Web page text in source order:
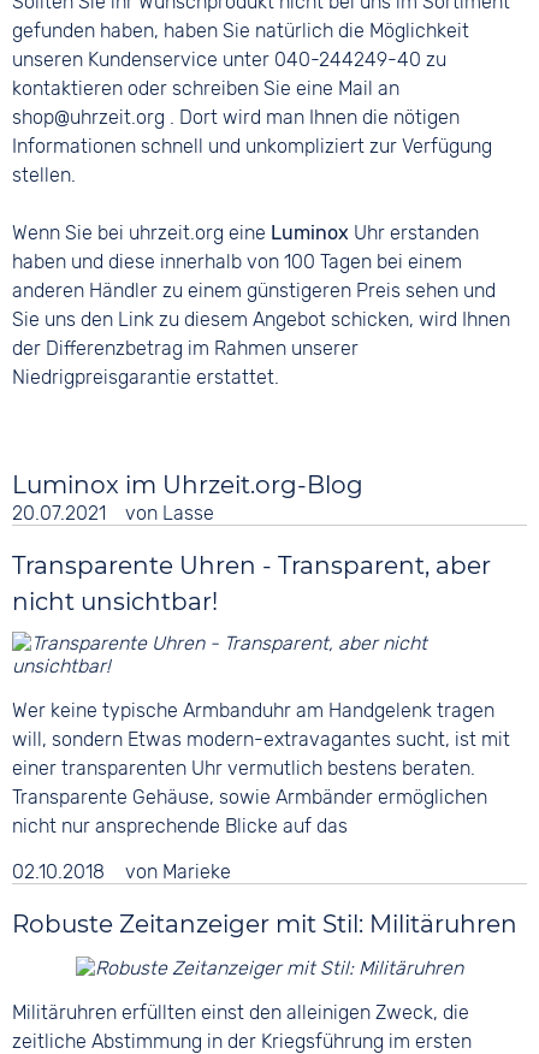
gefunden haben, haben Sie natürlich die Möglichkeit
unseren Kundenservice unter 040-244249-40 zu
kontaktieren oder schreiben Sie eine Mail an
shop@uhrzeit.org . Dort wird man Ihnen die nötigen
Informationen schnell und unkompliziert zur Verfügung
stellen.
Wenn Sie bei uhrzeit.org eine Luminox Uhr erstanden
haben und diese innerhalb von 100 Tagen bei einem
anderen Händler zu einem günstigeren Preis sehen und
Sie uns den Link zu diesem Angebot schicken, wird Ihnen
der Differenzbetrag im Rahmen unserer
Niedrigpreisgarantie erstattet.
Luminox im Uhrzeit.org-Blog
20.07.2021 von Lasse
Transparente Uhren - Transparent, aber
nicht unsichtbar!
Wer keine typische Armbanduhr am Handgelenk tragen
will, sondern Etwas modern-extravagantes sucht, ist mit
einer transparenten Uhr vermutlich bestens beraten.
Transparente Gehäuse, sowie Armbänder ermöglichen
nicht nur ansprechende Blicke auf das
02.10.2018
von Marieke
Robuste Zeitanzeiger mit Stil: Militäruhren
Militäruhren erfüllten einst den alleinigen Zweck, die
zeitliche Abstimmung in der Kriegsführung im ersten